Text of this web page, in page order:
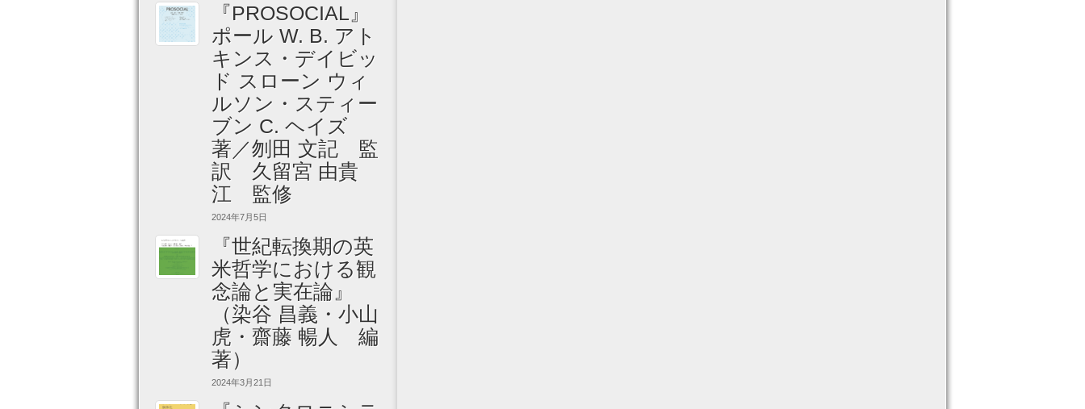
『PROSOCIAL』
ポール W. B. アト
キンス・デイビッ
ド スローン ウィ
ルソン・スティー
ブン C. ヘイズ
著／刎田 文記 監
訳 久留宮 由貴
江 監修
2024年7月5日
『世紀転換期の英
米哲学における観
念論と実在論』
（染谷 昌義・小山
虎・齋藤 暢人 編
著）
2024年3月21日